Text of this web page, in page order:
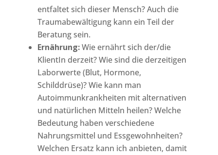
entfaltet sich dieser Mensch? Auch die
Traumabewältigung kann ein Teil der
Beratung sein.
Ernährung:Wie ernährt sich der/die
KlientIn derzeit? Wie sind die derzeitigen
Laborwerte (Blut, Hormone,
Schilddrüse)? Wie kann man
Autoimmunkrankheiten mit alternativen
und natürlichen Mitteln heilen? Welche
Bedeutung haben verschiedene
Nahrungsmittel und Essgewohnheiten?
Welchen Ersatz kann ich anbieten, damit